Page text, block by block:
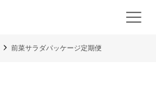
前菜サラダパッケージ定期便